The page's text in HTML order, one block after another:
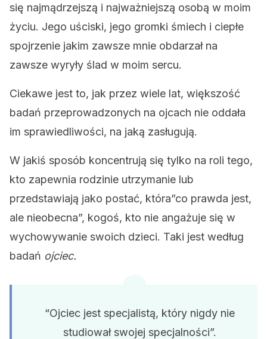
się najmądrzejszą i najważniejszą osobą w moim
życiu. Jego uściski, jego gromki śmiech i ciepłe
spojrzenie jakim zawsze mnie obdarzał na
zawsze wyryły ślad w moim sercu.
Ciekawe jest to, jak przez wiele lat, większość
badań przeprowadzonych na ojcach nie oddała
im sprawiedliwości, na jaką zasługują.
W jakiś sposób koncentrują się tylko na roli tego,
kto zapewnia rodzinie utrzymanie lub
przedstawiają jako postać, która”co prawda jest,
ale nieobecna”, kogoś, kto nie angażuje się w
wychowywanie swoich dzieci. Taki jest według
badań ojciec.
“Ojciec jest specjalistą, który nigdy nie
studiował swojej specjalności”.